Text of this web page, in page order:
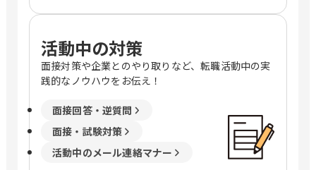
活動中の対策
面接対策や企業とのやり取りなど、転職活動中の実
践的なノウハウをお伝え！
面接回答・逆質問
面接・試験対策
活動中のメール連絡マナー